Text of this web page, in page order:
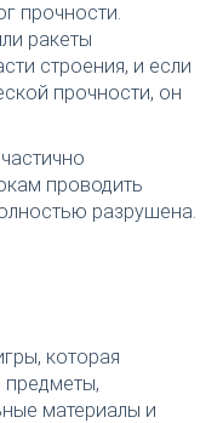
прочности.
ракеты
строения, и если
прочности, он
проводить
разрушена.
которая
предметы,
материалы и